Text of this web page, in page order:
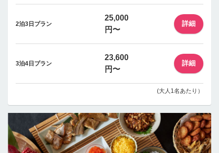
2泊3日プラン
25,000
円〜
詳細
3泊4日プラン
23,600
円〜
詳細
(大人1名あたり）